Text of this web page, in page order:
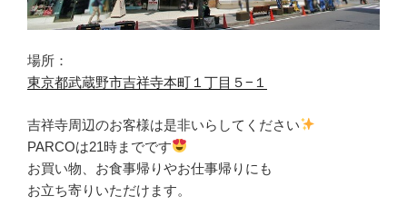
場所：
東京都武蔵野市吉祥寺本町１丁目５−１
吉祥寺周辺のお客様は是非いらしてください
PARCOは21時までです
お買い物、お食事帰りやお仕事帰りにも
お立ち寄りいただけます。